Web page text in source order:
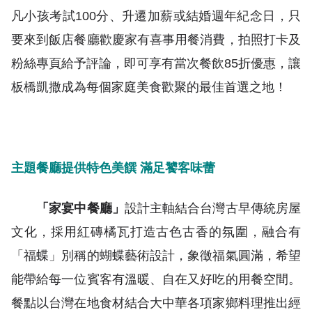
凡小孩考試100分、升遷加薪或結婚週年紀念日，只
要來到飯店餐廳歡慶家有喜事用餐消費，拍照打卡及
粉絲專頁給予評論，即可享有當次餐飲85折優惠，讓
板橋凱撒成為每個家庭美食歡聚的最佳首選之地！
主題餐廳提供特色美饌 滿足饕客味蕾
「家宴中餐廳」 設計主軸結合台灣古早傳統房屋
文化，採用紅磚橘瓦打造古色古香的氛圍，融合有
「福蝶」別稱的蝴蝶藝術設計，象徵福氣圓滿，希望
能帶給每一位賓客有溫暖、自在又好吃的用餐空間。
餐點以台灣在地食材結合大中華各項家鄉料理推出經